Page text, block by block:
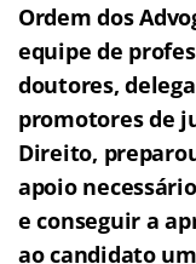
Ordem dos
equipe de
doutores,
promotores de
Direito,
apoio
e conseguir a
ao candidato